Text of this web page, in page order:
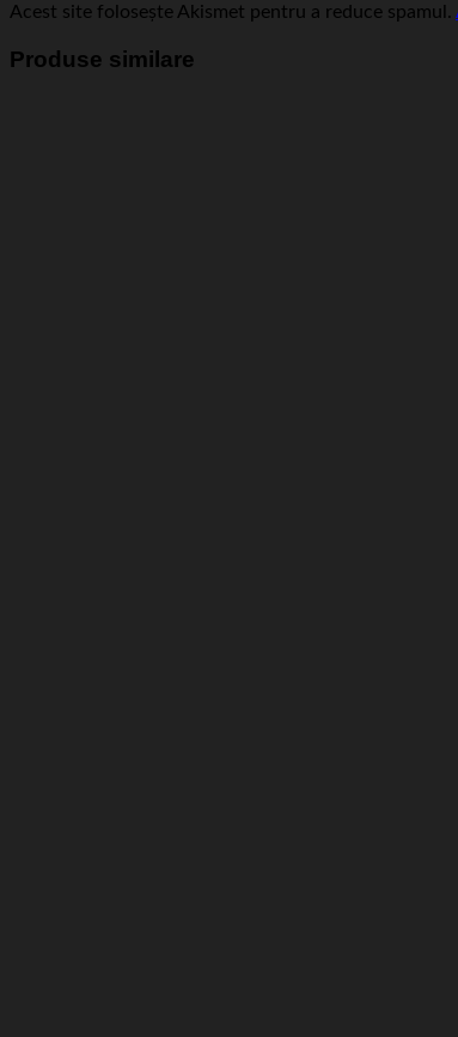
Acest site folosește Akismet pentru a reduce spamul.
Produse similare